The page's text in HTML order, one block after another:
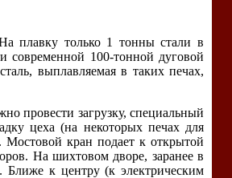
плавку только 1 тонны стали в
современной 100-тонной дуговой
выплавляемая в таких печах,
провести загрузку, специальный
цеха (на некоторых печах для
Мостовой кран подает к открытой
На шихтовом дворе, заранее в
Ближе к центру (к электрическим